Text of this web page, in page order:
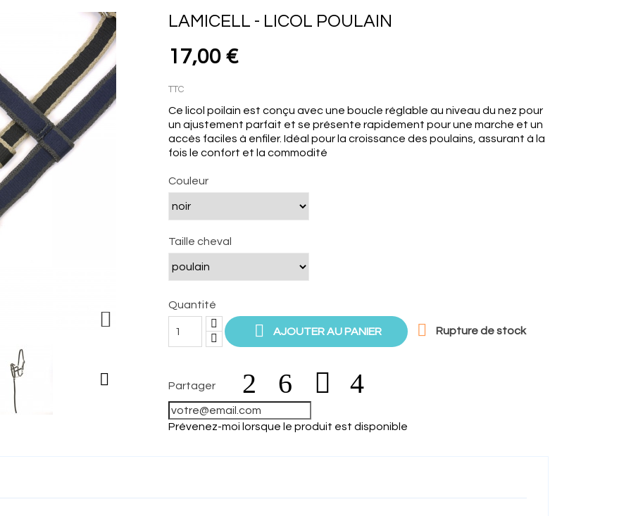


LAMICELL - LICOL POULAIN
17,00 €
TTC
Ce licol poilain est conçu avec une boucle réglable au niveau du nez pour
un ajustement parfait et se présente rapidement pour une marche et un
accès faciles à enfiler. Idéal pour la croissance des poulains, assurant à la
fois le confort et la commodité
Couleur
Taille cheval
Quantité
 AJOUTER AU PANIER  Rupture de stock
Partager
Prévenez-moi lorsque le produit est disponible